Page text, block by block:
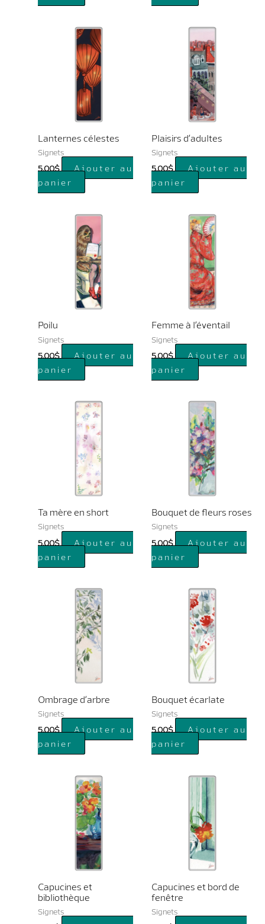
Lanternes célestes
Signets
5.00$
Ajouter au
panier
Plaisirs d’adultes
Signets
5.00$
Ajouter au
panier
Poilu
Signets
5.00$
Ajouter au
panier
Femme à l’éventail
Signets
5.00$
Ajouter au
panier
Ta mère en short
Signets
5.00$
Ajouter au
panier
Bouquet de fleurs roses
Signets
5.00$
Ajouter au
panier
Ombrage d’arbre
Signets
5.00$
Ajouter au
panier
Bouquet écarlate
Signets
5.00$
Ajouter au
panier
Capucines et
bibliothèque
Signets
Capucines et bord de
fenêtre
Signets